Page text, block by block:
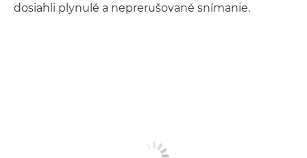
dosiahli plynulé a neprerušované snímanie.